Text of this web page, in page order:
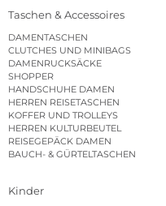
Taschen & Accessoires
DAMENTASCHEN
CLUTCHES UND MINIBAGS
DAMENRUCKSÄCKE
SHOPPER
HANDSCHUHE DAMEN
HERREN REISETASCHEN
KOFFER UND TROLLEYS
HERREN KULTURBEUTEL
REISEGEPÄCK DAMEN
BAUCH- & GÜRTELTASCHEN
Kinder